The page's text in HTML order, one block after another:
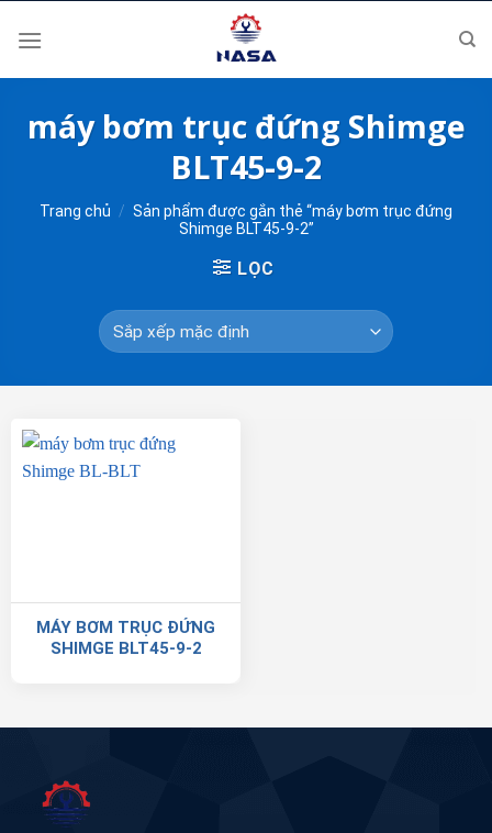
máy bơm trục đứng Shimge
BLT45-9-2
Trang chủ / Sản phẩm được gắn thẻ “máy bơm trục đứng
Shimge BLT45-9-2”
LỌC
MÁY BƠM TRỤC ĐỨNG
SHIMGE BLT45-9-2